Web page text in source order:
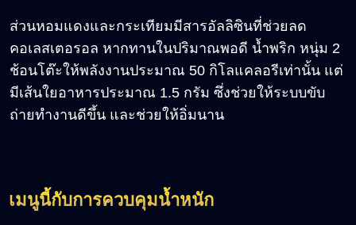
ส่วนหอมแดงและกระเทียมมีสารอัลลิซินที่ช่วยลด
คอเลสเตอรอล หากทานในปริมาณพอดี น้ำพริก หนุ่ม 2
ช้อนโต๊ะให้พลังงานประมาณ 50 กิโลแคลอรีเท่านั้น แต่
มีเส้นใยอาหารประมาณ 1.5 กรัม ซึ่งช่วยให้ระบบขับ
ถ่ายทำงานดีขึ้น และช่วยให้อิ่มนาน
เมนูนี้กับการควบคุมน้ำหนัก